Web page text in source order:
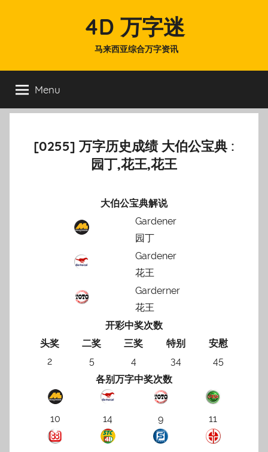
4D 万字迷
马来西亚综合万字资讯
Menu
[0255] 万字历史成绩 大伯公宝典 :
园丁,花王,花王
大伯公宝典解说
Gardener
园丁
Gardener
花王
Garderner
花王
开彩中奖次数
头奖
二奖 三奖 特别
安慰
2
5 4 34
45
各别万字中奖次数
10 14 9 11